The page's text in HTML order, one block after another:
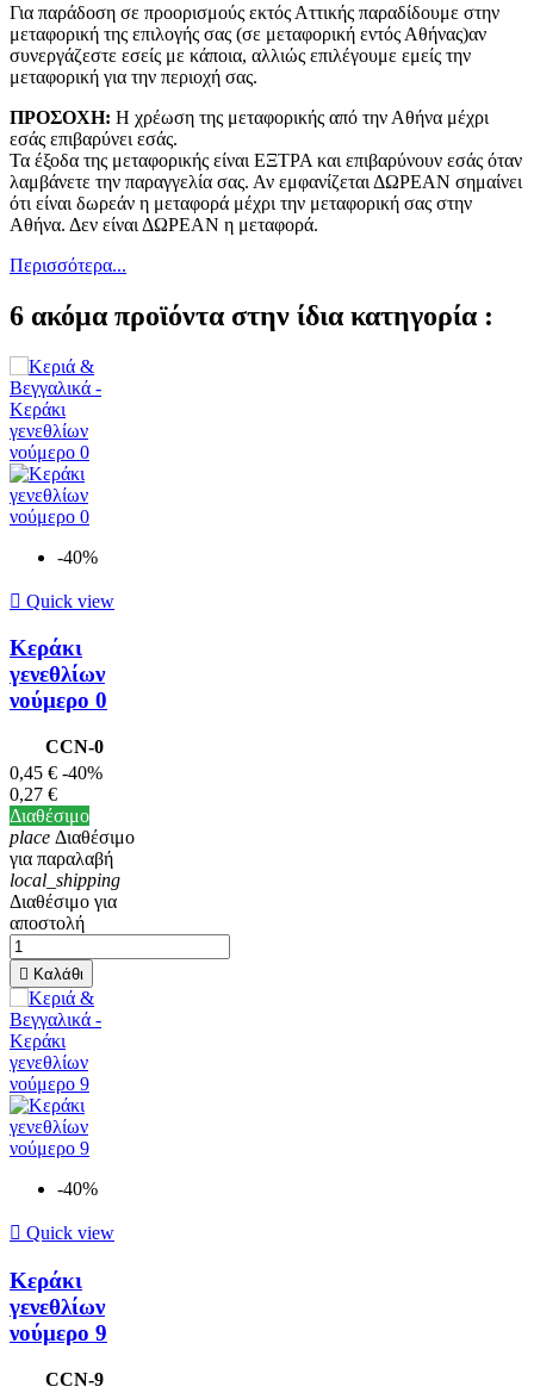
Για παράδοση σε προορισμούς εκτός Αττικής παραδίδουμε στην
μεταφορική της επιλογής σας (σε μεταφορική εντός Αθήνας)αν
συνεργάζεστε εσείς με κάποια, αλλιώς επιλέγουμε εμείς την
μεταφορική για την περιοχή σας.
ΠΡΟΣΟΧΗ: Η χρέωση της μεταφορικής από την Αθήνα μέχρι
εσάς επιβαρύνει εσάς.
Τα έξοδα της μεταφορικής είναι ΕΞΤΡΑ και επιβαρύνουν εσάς όταν
λαμβάνετε την παραγγελία σας. Αν εμφανίζεται ΔΩΡΕΑΝ σημαίνει
ότι είναι δωρεάν η μεταφορά μέχρι την μεταφορική σας στην
Αθήνα. Δεν είναι ΔΩΡΕΑΝ η μεταφορά.
Περισσότερα...
6 ακόμα προϊόντα στην ίδια κατηγορία :
-40%
 Quick view
Κεράκι
γενεθλίων
νούμερο 0
CCN-0
0,45 € -40%
0,27 €
Διαθέσιμο
place Διαθέσιμο
για παραλαβή
local_shipping
Διαθέσιμο για
αποστολή
 Καλάθι
-40%
 Quick view
Κεράκι
γενεθλίων
νούμερο 9
CCN-9